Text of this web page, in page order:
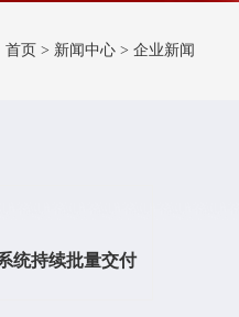
首页 > 新闻中心> 企业新闻
统持续批量交付